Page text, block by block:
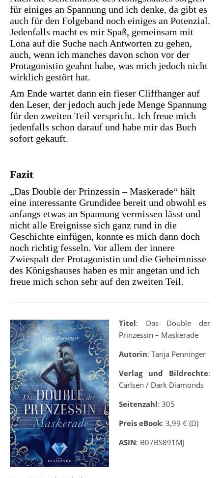
für einiges an Spannung und ich denke, da gibt es
auch für den Folgeband noch einiges an Potenzial.
Jedenfalls macht es mir Spaß, gemeinsam mit
Lona auf die Suche nach Antworten zu gehen,
auch, wenn ich manches davon schon vor der
Protagonistin geahnt habe, was mich jedoch nicht
wirklich gestört hat.
Am Ende wartet dann ein fieser Cliffhanger auf
den Leser, der jedoch auch jede Menge Spannung
für den zweiten Teil verspricht. Ich freue mich
jedenfalls schon darauf und habe mir das Buch
sofort gekauft.
Fazit
„Das Double der Prinzessin – Maskerade“ hält
eine interessante Grundidee bereit und obwohl es
anfangs etwas an Spannung vermissen lässt und
nicht alle Ereignisse sich ganz rund in die
Geschichte einfügen, konnte es mich dann doch
noch richtig fesseln. Vor allem der innere
Zwiespalt der Protagonistin und die Geheimnisse
des Königshauses haben es mir angetan und ich
freue mich schon sehr auf den zweiten Teil.
Titel: Das Double der
Prinzessin – Maskerade
Autorin: Tanja Penninger
Verlag und Bildrechte:
Carlsen / Dark Diamonds
Seitenzahl: 305
Preis eBook: 3,99 € (D)
ASIN: B07BS891MJ